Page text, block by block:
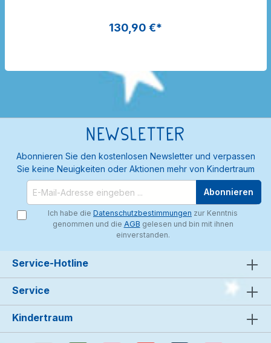
130,90 €*
Newsletter
Abonnieren Sie den kostenlosen Newsletter und verpassen
Sie keine Neuigkeiten oder Aktionen mehr von Kindertraum
Abonnieren
Ich habe die Datenschutzbestimmungen zur Kenntnis
genommen und die AGB gelesen und bin mit ihnen
einverstanden.
Service-Hotline
Service
Kindertraum